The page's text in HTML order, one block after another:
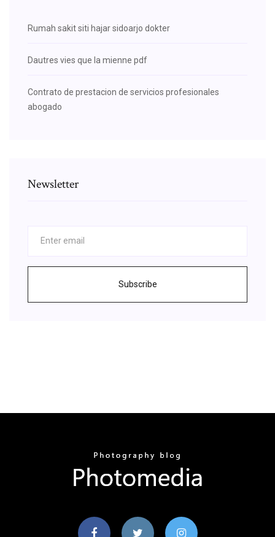
Rumah sakit siti hajar sidoarjo dokter
Dautres vies que la mienne pdf
Contrato de prestacion de servicios profesionales
abogado
Newsletter
Subscribe